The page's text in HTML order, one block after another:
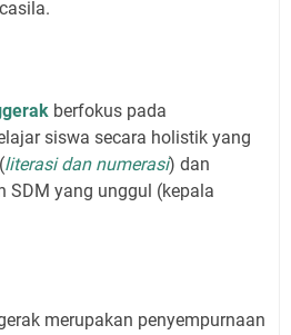
berfokus pada
siswa secara holistik yang
literasi dan numerasi) dan
SDM yang unggul (kepala
merupakan penyempurnaan